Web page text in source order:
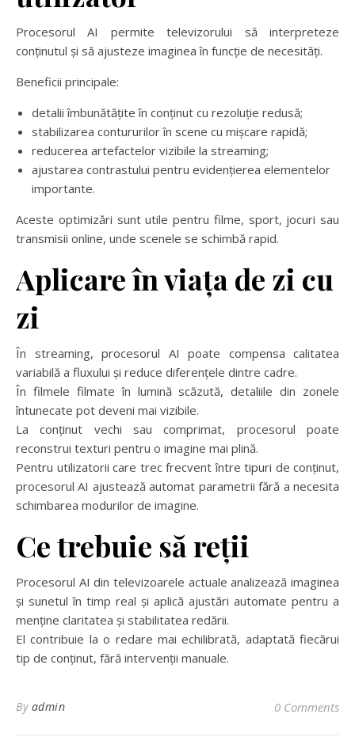
Procesorul AI permite televizorului să interpreteze
conținutul și să ajusteze imaginea în funcție de necesități.
Beneficii principale:
detalii îmbunătățite în conținut cu rezoluție redusă;
stabilizarea contururilor în scene cu mișcare rapidă;
reducerea artefactelor vizibile la streaming;
ajustarea contrastului pentru evidențierea elementelor
importante.
Aceste optimizări sunt utile pentru filme, sport, jocuri sau
transmisii online, unde scenele se schimbă rapid.
Aplicare în viața de zi cu
zi
În streaming, procesorul AI poate compensa calitatea
variabilă a fluxului și reduce diferențele dintre cadre.
În filmele filmate în lumină scăzută, detaliile din zonele
întunecate pot deveni mai vizibile.
La conținut vechi sau comprimat, procesorul poate
reconstrui texturi pentru o imagine mai plină.
Pentru utilizatorii care trec frecvent între tipuri de conținut,
procesorul AI ajustează automat parametrii fără a necesita
schimbarea modurilor de imagine.
Ce trebuie să reții
Procesorul AI din televizoarele actuale analizează imaginea
și sunetul în timp real și aplică ajustări automate pentru a
menține claritatea și stabilitatea redării.
El contribuie la o redare mai echilibrată, adaptată fiecărui
tip de conținut, fără intervenții manuale.
By admin 0 Comments